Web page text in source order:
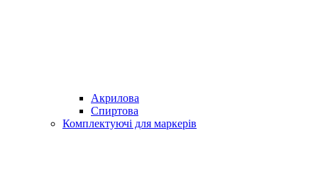
Акрилова
Спиртова
Комплектуючі для маркерів